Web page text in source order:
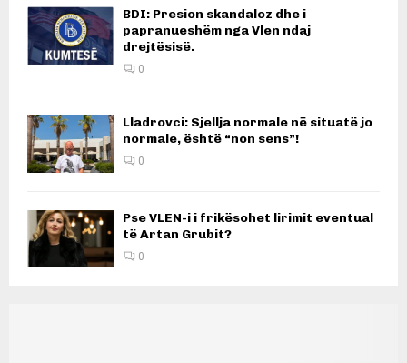
BDI: Presion skandaloz dhe i
papranueshëm nga Vlen ndaj
drejtësisë.
0
Lladrovci: Sjellja normale në situatë jo
normale, është “non sens”!
0
Pse VLEN-i i frikësohet lirimit eventual
të Artan Grubit?
0